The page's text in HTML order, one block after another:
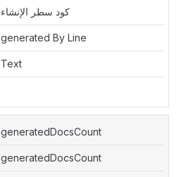
كود سطر الإنشاء
generated By Line
Text
generatedDocsCount
generatedDocsCount